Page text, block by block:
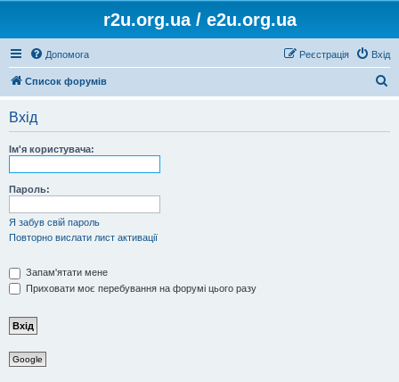
r2u.org.ua / e2u.org.ua
Допомога Вхід
Реєстрація
Список форумів
Вхід
Ім'я користувача:
Пароль:
Я забув свій пароль
Повторно вислати лист активації
Запам'ятати мене
Приховати моє перебування на форумі цього разу
Google